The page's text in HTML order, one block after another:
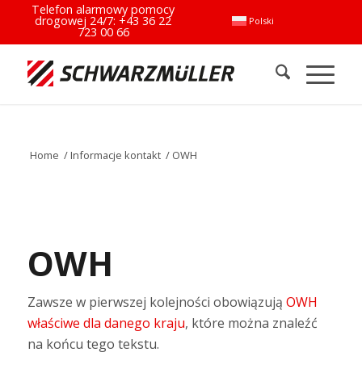
Polski
Telefon alarmowy pomocy
drogowej 24/7:+43 36 22
723 00 66
Home / Informacje kontakt / OWH
OWH
Zawsze w pierwszej kolejności obowiązują OWH
właściwe dla danego kraju, które można znaleźć
na końcu tego tekstu.